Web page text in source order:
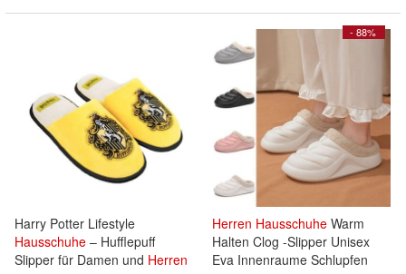
Harry Potter Lifestyle
Hausschuhe – Hufflepuff
Slipper für Damen und Herren
- 88%
Herren Hausschuhe Warm
Halten Clog -Slipper Unisex
Eva Innenraume Schlupfen